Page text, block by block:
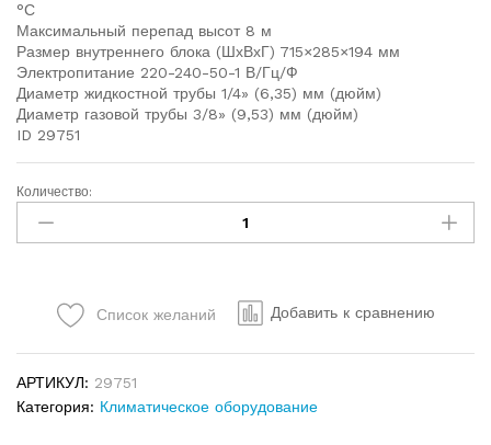
°С
Максимальный перепад высот 8 м
Размер внутреннего блока (ШхВхГ) 715×285×194 мм
Электропитание 220-240-50-1 В/Гц/Ф
Диаметр жидкостной трубы 1/4» (6,35) мм (дюйм)
Диаметр газовой трубы 3/8» (9,53) мм (дюйм)
ID 29751
Количество:
Список желаний Добавить к сравнению
АРТИКУЛ: 29751
Категория: Климатическое оборудование